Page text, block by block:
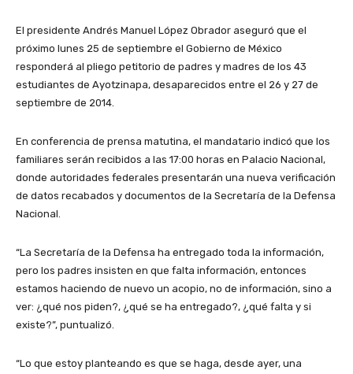
El presidente Andrés Manuel López Obrador aseguró que el
próximo lunes 25 de septiembre el Gobierno de México
responderá al pliego petitorio de padres y madres de los 43
estudiantes de Ayotzinapa, desaparecidos entre el 26 y 27 de
septiembre de 2014.
En conferencia de prensa matutina, el mandatario indicó que los
familiares serán recibidos a las 17:00 horas en Palacio Nacional,
donde autoridades federales presentarán una nueva verificación
de datos recabados y documentos de la Secretaría de la Defensa
Nacional.
“La Secretaría de la Defensa ha entregado toda la información,
pero los padres insisten en que falta información, entonces
estamos haciendo de nuevo un acopio, no de información, sino a
ver: ¿qué nos piden?, ¿qué se ha entregado?, ¿qué falta y si
existe?”, puntualizó.
“Lo que estoy planteando es que se haga, desde ayer, una